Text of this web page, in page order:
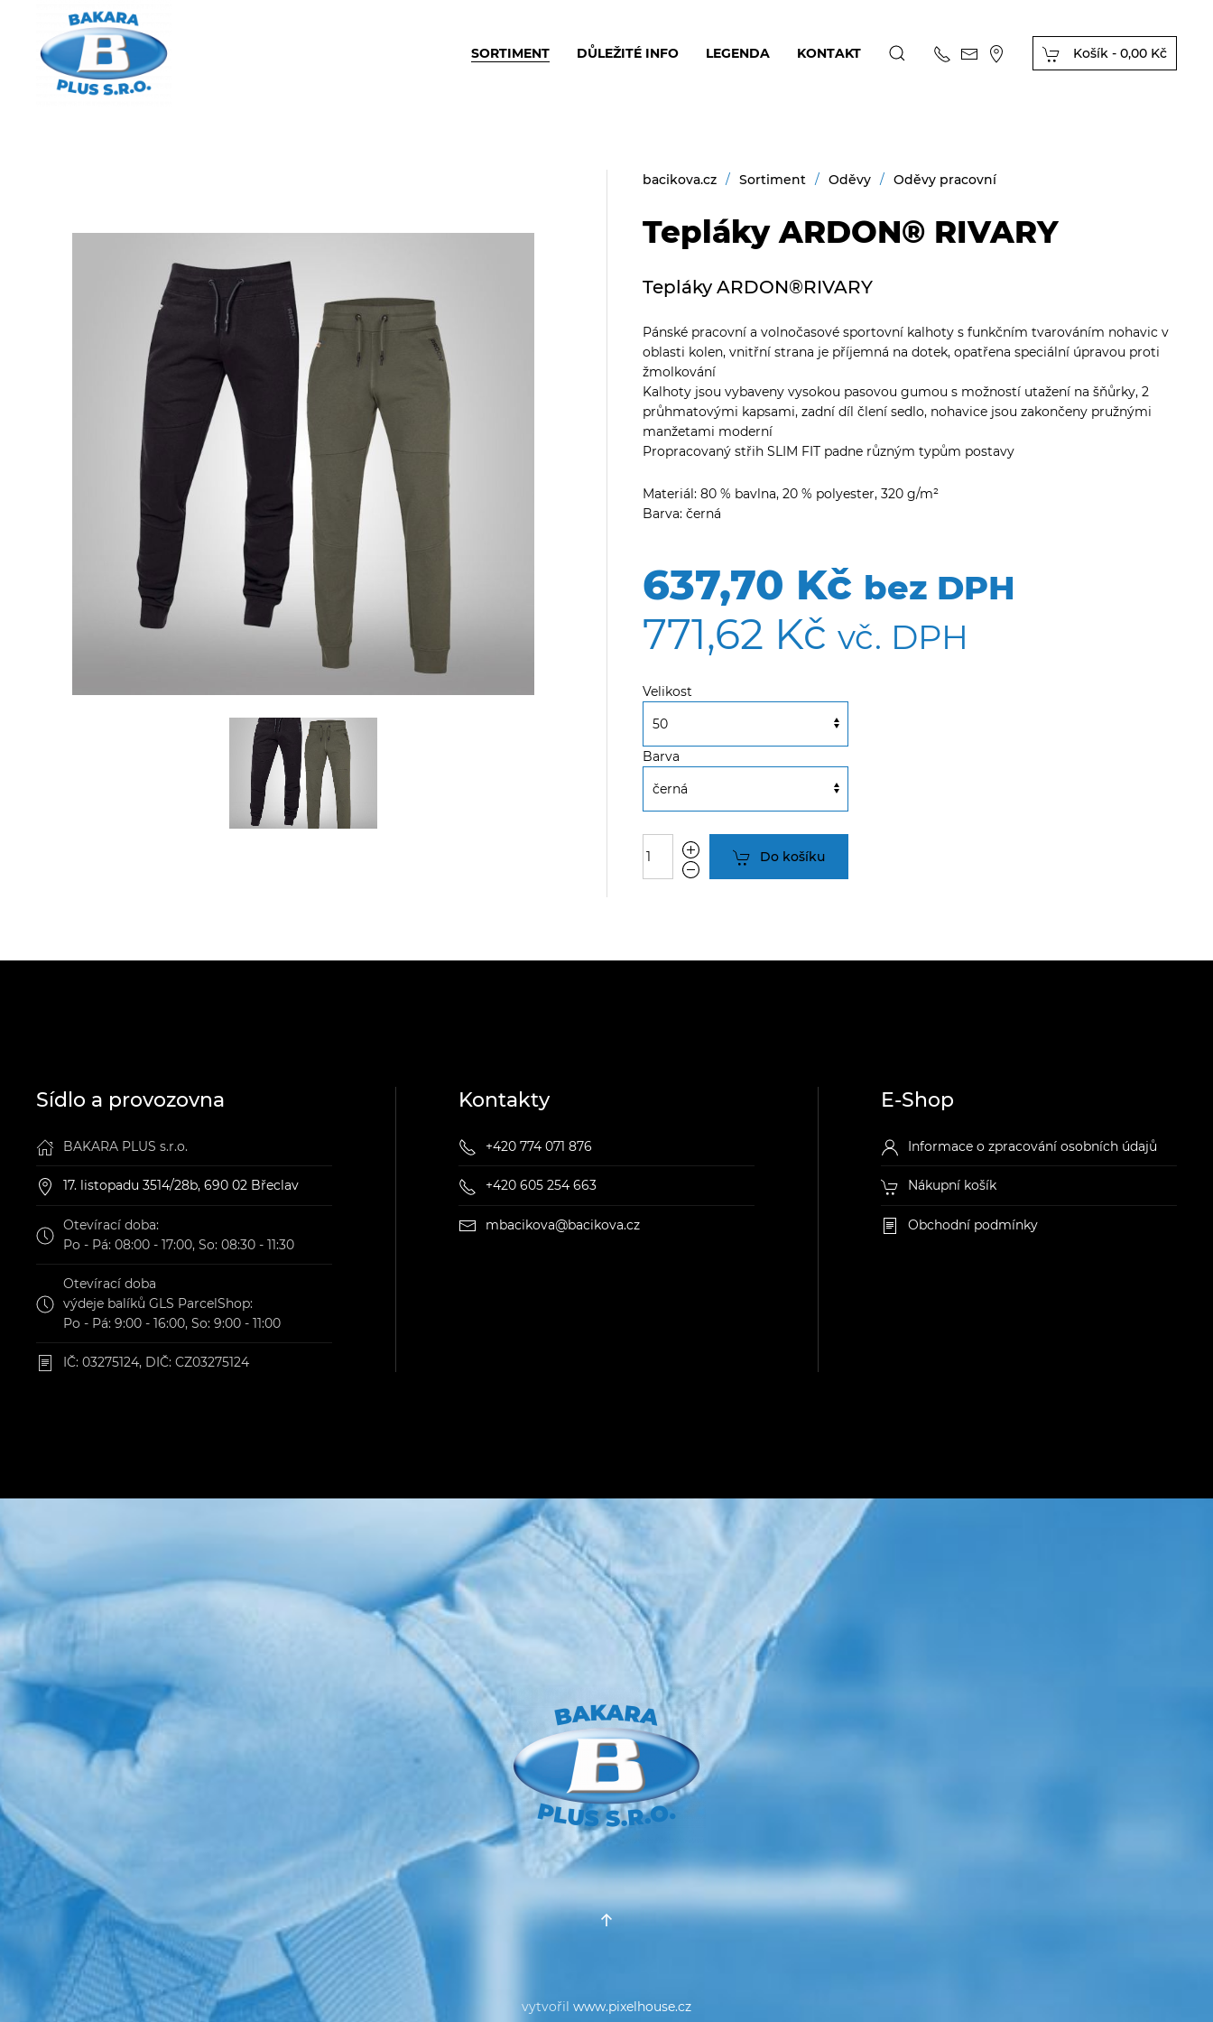
SORTIMENT DŮLEŽITÉ INFO LEGENDA KONTAKT Košík - 0,00 Kč
bacikova.cz Sortiment Oděvy Oděvy pracovní
Tepláky ARDON® RIVARY
Tepláky ARDON®RIVARY
Pánské pracovní a volnočasové sportovní kalhoty s funkčním tvarováním nohavic v
oblasti kolen, vnitřní strana je příjemná na dotek, opatřena speciální úpravou proti
žmolkování
Kalhoty jsou vybaveny vysokou pasovou gumou s možností utažení na šňůrky, 2
průhmatovými kapsami, zadní díl člení sedlo, nohavice jsou zakončeny pružnými
manžetami moderní
Propracovaný střih SLIM FIT padne různým typům postavy
Materiál: 80 % bavlna, 20 % polyester, 320 g/m²
Barva: černá
637,70 Kč bez DPH
771,62 Kč vč. DPH
Velikost
Barva
Do košíku
Sídlo a provozovna
BAKARA PLUS s.r.o.
17. listopadu 3514/28b, 690 02 Břeclav
Otevírací doba:
Po - Pá: 08:00 - 17:00, So: 08:30 - 11:30
Otevírací doba
výdeje balíků GLS ParcelShop:
Po - Pá: 9:00 - 16:00, So: 9:00 - 11:00
IČ: 03275124, DIČ: CZ03275124
Kontakty
+420 774 071 876
+420 605 254 663
mbacikova@bacikova.cz
E-Shop
Informace o zpracování osobních údajů
Nákupní košík
Obchodní podmínky
vytvořil www.pixelhouse.cz